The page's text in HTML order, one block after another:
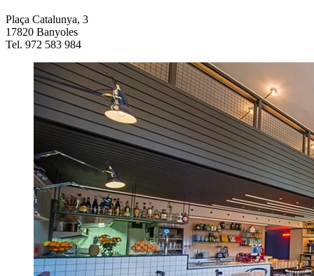
Plaça Catalunya, 3
17820 Banyoles
Tel. 972 583 984